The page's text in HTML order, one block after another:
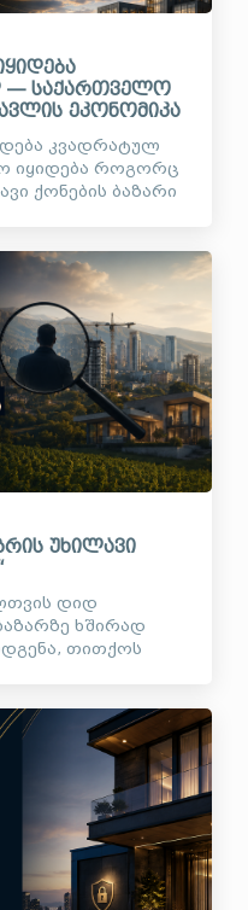
— საქართველო
ეკონომიკა
კვადრატულ
იყიდება როგორც
ქონების ბაზარი
უხილავი
დიდ
ხშირად
თითქოს
ხშირად...